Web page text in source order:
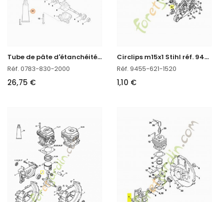
T
ube de pâte d'étanchéité HT rouge Stihl réf. 0783-830-2000
Réf. 0783-830-2000
26,75 €
C
irclips m15x1 Stihl réf. 9455-621-1520 en stock
Réf. 9455-621-1520
1,10 €